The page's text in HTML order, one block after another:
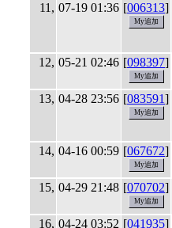
11, 07-19 01:36 [006313]
12, 05-21 02:46 [098397]
13, 04-28 23:56 [083591]
14, 04-16 00:59 [067672]
15, 04-29 21:48 [070702]
16, 04-24 03:52 [041935]